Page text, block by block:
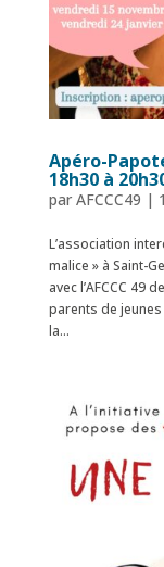
Apéro-
18h30 à
par AFCCC49 |
L’association
malice » à Saint-
avec l’AFCCC 49
parents de
la...